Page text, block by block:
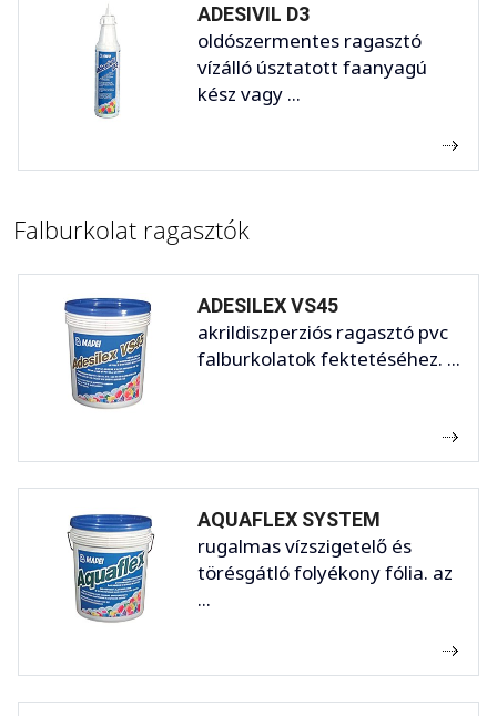
ADESIVIL D3
oldószermentes ragasztó
vízálló úsztatott faanyagú
kész vagy ...
Falburkolat ragasztók
ADESILEX VS45
akrildiszperziós ragasztó pvc
falburkolatok fektetéséhez. ...
AQUAFLEX SYSTEM
rugalmas vízszigetelő és
törésgátló folyékony fólia. az
...